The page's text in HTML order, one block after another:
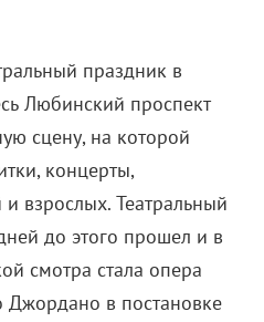
праздник в
Любинский проспект
сцену, на которой
концерты,
взрослых. Театральный
до этого прошел и в
смотра стала опера
в постановке